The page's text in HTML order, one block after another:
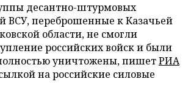
десантно-штурмовых
ВСУ, переброшенные к Казачьей
области, не смогли
российских войск и были
уничтожены, пишетРИА
на российские силовые